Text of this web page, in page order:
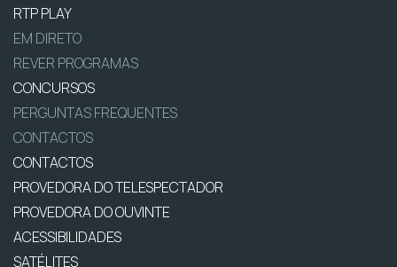
RTP PLAY
EM DIRETO
REVER PROGRAMAS
CONCURSOS
PERGUNTAS FREQUENTES
CONTACTOS
CONTACTOS
PROVEDORA DO TELESPECTADOR
PROVEDORA DO OUVINTE
ACESSIBILIDADES
SATÉLITES